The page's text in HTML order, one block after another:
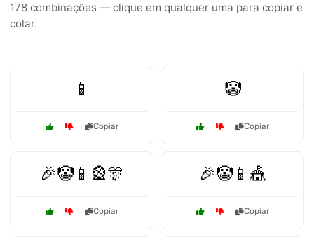
178 combinações — clique em qualquer uma para copiar e
colar.
📱
Copiar
🤡
Copiar
🎉🤡📱🎡🎊
Copiar
🎉🤡📱🎪
Copiar